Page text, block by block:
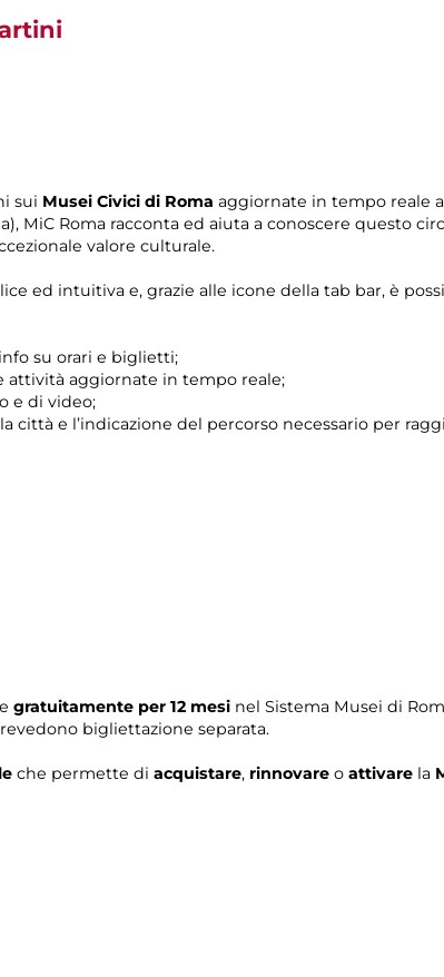
sui Musei Civici di Roma aggiornate in tempo reale
MiC Roma racconta ed aiuta a conoscere questo
valore culturale.
ed intuitiva e, grazie alle icone della tab bar, è
su orari e biglietti;
attività aggiornate in tempo reale;
e di video;
città e l’indicazione del percorso necessario per
gratuitamente per 12 mesi nel Sistema Musei di
bigliettazione separata.
che permette di acquistare, rinnovare o attivare la